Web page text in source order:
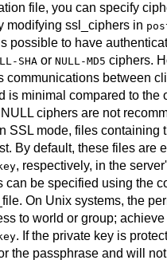
file, you can specify
modifying ssl_ciphersin
possible to have
SHAor NULL-MD5 ciphers.
communications between
is minimal compared to the
ciphers are not
SSLmode, files containing
By default, these files are
, respectively, in the
can be specified using the
. On Unix systems, the
to world or group;
. If the private key is
the passphrase and will